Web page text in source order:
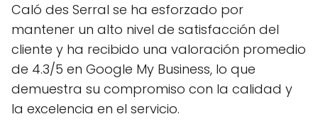
Caló des Serral se ha esforzado por
mantener un alto nivel de satisfacción del
cliente y ha recibido una valoración promedio
de 4.3/5 en Google My Business, lo que
demuestra su compromiso con la calidad y
la excelencia en el servicio.